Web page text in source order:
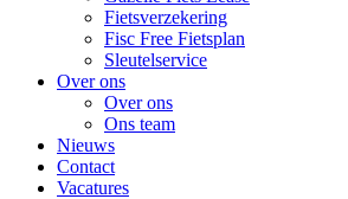
Fietsverzekering
Fisc Free Fietsplan
Sleutelservice
Over ons
Over ons
Ons team
Nieuws
Contact
Vacatures